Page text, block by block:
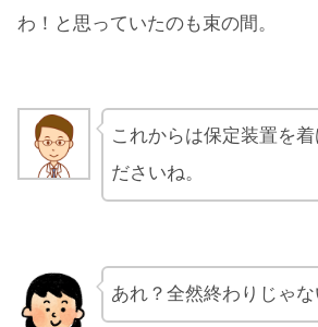
わ！と思っていたのも束の間。
これからは保定装置を着
ださいね。
あれ？全然終わりじゃな